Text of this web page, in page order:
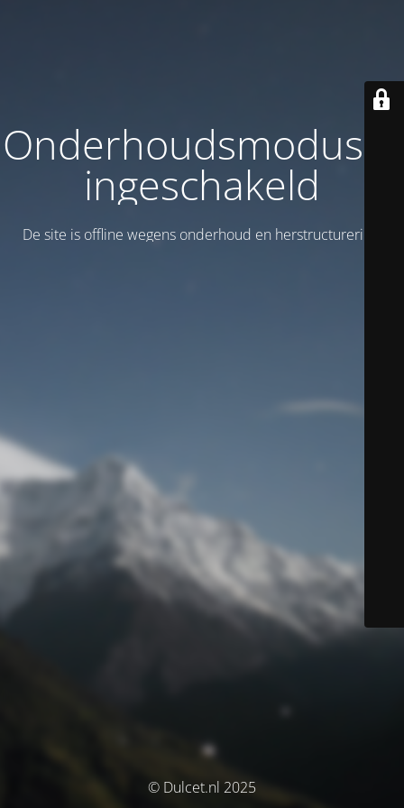
Onderhoudsmodus is
ingeschakeld
De site is offline wegens onderhoud en herstructurering!
© Dulcet.nl 2025